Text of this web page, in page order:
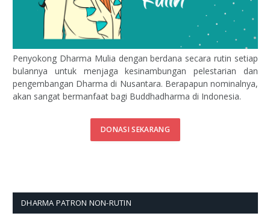
Penyokong Dharma Mulia dengan berdana secara rutin setiap
bulannya untuk menjaga kesinambungan pelestarian dan
pengembangan Dharma di Nusantara. Berapapun nominalnya,
akan sangat bermanfaat bagi Buddhadharma di Indonesia.
DONASI SEKARANG
DHARMA PATRON NON-RUTIN